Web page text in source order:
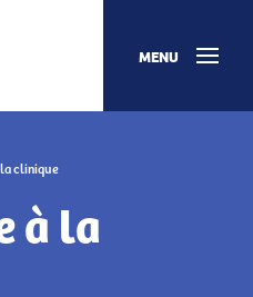
MENU
la clinique
à la